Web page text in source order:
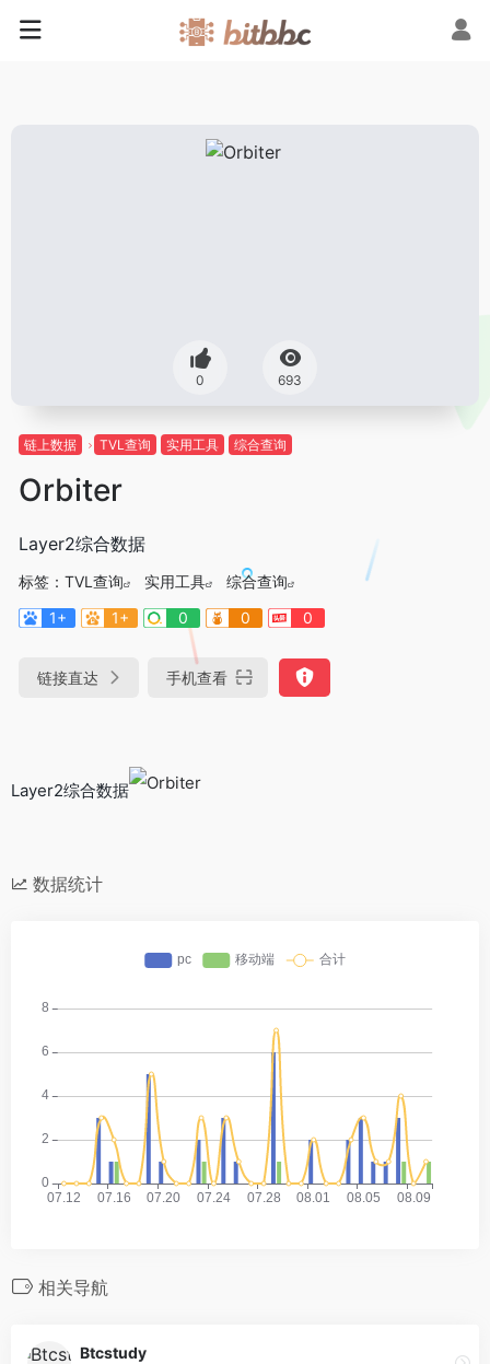
0 693
链上数据 TVL查询 实用工具 综合查询
Orbiter
Layer2综合数据
标签： TVL查询 实用工具
综合查询
1+
1+ 0 0 0
链接直达 手机查看
Layer2综合数据
数据统计
相关导航
Btcstudy